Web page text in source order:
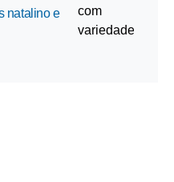
natalino e